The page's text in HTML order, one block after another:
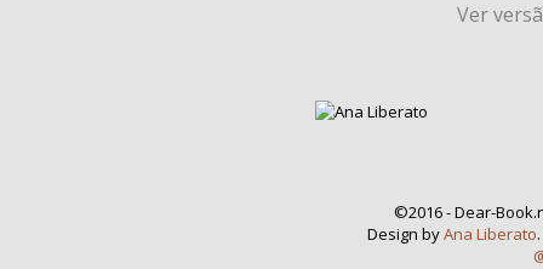
Ver
©2016 - Dear-
Design byAna Liberato